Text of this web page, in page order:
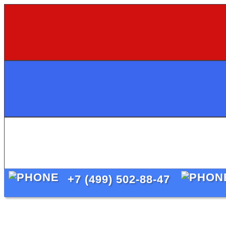
+7 (499) 502-88-47